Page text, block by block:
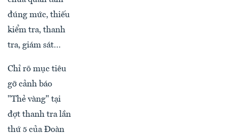
đúng mức, thiếu
kiểm tra, thanh
tra, giám sát…
Chỉ rõ mục tiêu
gỡ cảnh báo
"Thẻ vàng" tại
đợt thanh tra lần
thứ 5 của Đoàn